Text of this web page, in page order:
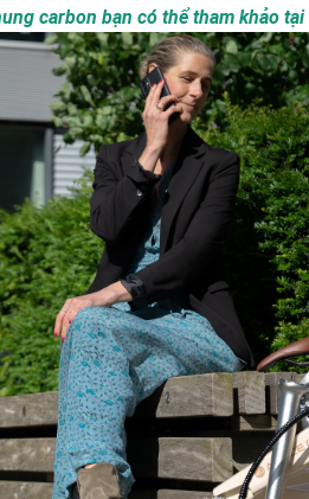
carbon bạn có thể tham khảo tại